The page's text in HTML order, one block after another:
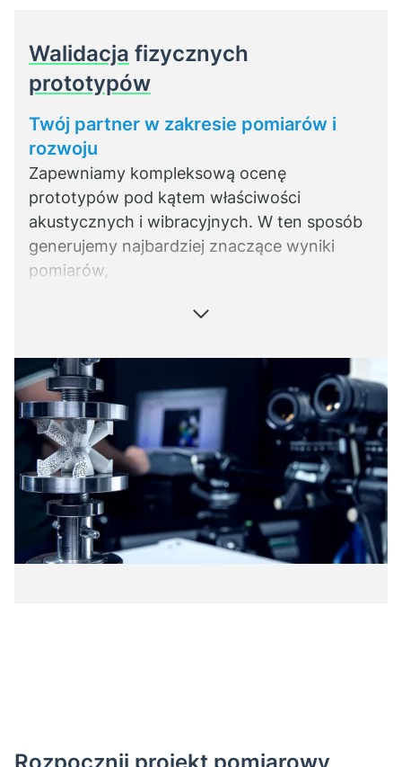
Walidacja fizycznych
prototypów
Twój partner w zakresie pomiarów i
rozwoju
Zapewniamy kompleksową ocenę
prototypów pod kątem właściwości
akustycznych i wibracyjnych. W ten sposób
generujemy najbardziej znaczące wyniki
pomiarów,